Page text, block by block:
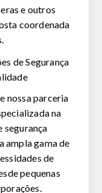
e outros
coordenada
de Segurança
nossa parceria
na
ampla gama de
de
pequenas